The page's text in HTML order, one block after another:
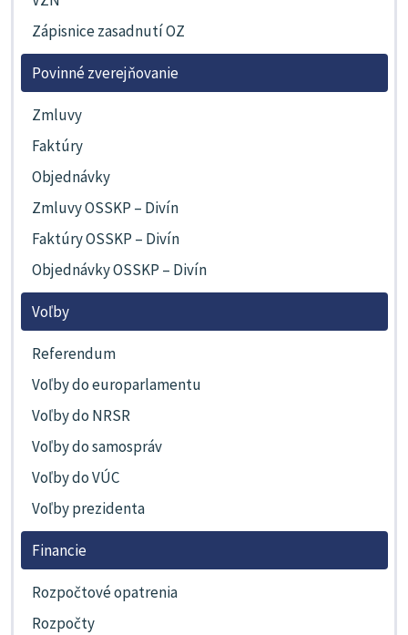
Zápisnice zasadnutí OZ
Povinné zverejňovanie
Zmluvy
Faktúry
Objednávky
Zmluvy OSSKP – Divín
Faktúry OSSKP – Divín
Objednávky OSSKP – Divín
Voľby
Referendum
Voľby do europarlamentu
Voľby do NRSR
Voľby do samospráv
Voľby do VÚC
Voľby prezidenta
Financie
Rozpočtové opatrenia
Rozpočty